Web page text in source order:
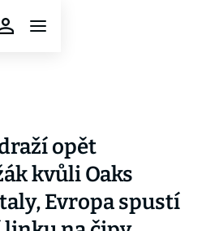
opět
kvůli Oaks
Evropa spustí